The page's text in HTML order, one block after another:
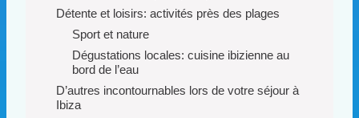
Détente et loisirs: activités près des plages
Sport et nature
Dégustations locales: cuisine ibizienne au
bord de l’eau
D’autres incontournables lors de votre séjour à
Ibiza